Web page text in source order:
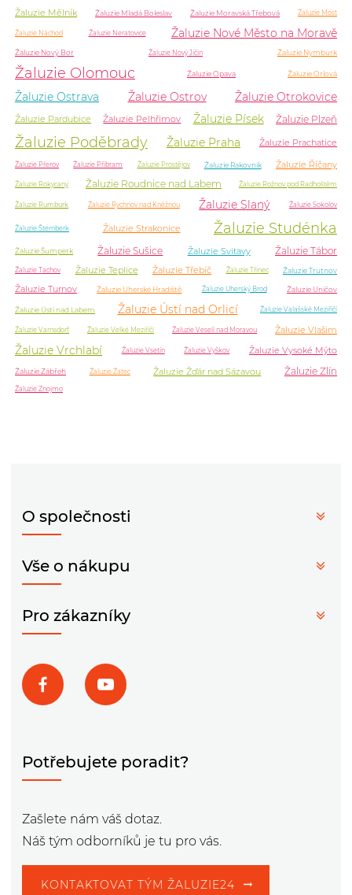
Žaluzie Mělník
Žaluzie Mladá Boleslav Žaluzie Moravská Třebová Žaluzie Most
Žaluzie Náchod Žaluzie Neratovice Žaluzie Nové Město na Moravě
Žaluzie Nový Bor Žaluzie Nový Jičín Žaluzie Nymburk
Žaluzie Olomouc Žaluzie Opava Žaluzie Orlová
Žaluzie Ostrava Žaluzie Ostrov Žaluzie Otrokovice
Žaluzie Pardubice Žaluzie Pelhřimov Žaluzie Písek Žaluzie Plzeň
Žaluzie Poděbrady Žaluzie Praha Žaluzie Prachatice
Žaluzie Přerov Žaluzie Příbram Žaluzie Prostějov Žaluzie Rakovník Žaluzie Říčany
Žaluzie Rokycany Žaluzie Roudnice nad Labem Žaluzie Rožnov pod Radhoštěm
Žaluzie Rumburk Žaluzie Rychnov nad Kněžnou Žaluzie Slaný Žaluzie Sokolov
Žaluzie Šternberk Žaluzie Strakonice Žaluzie Studénka
Žaluzie Šumperk Žaluzie Sušice Žaluzie Svitavy Žaluzie Tábor
Žaluzie Tachov Žaluzie Teplice Žaluzie Třebíč Žaluzie Třinec Žaluzie Trutnov
Žaluzie Turnov Žaluzie Uherské Hradiště Žaluzie Uherský Brod Žaluzie Uničov
Žaluzie Ústí nad Labem Žaluzie Ústí nad Orlicí Žaluzie Valašské Meziříčí
Žaluzie Varnsdorf Žaluzie Velké Meziříčí Žaluzie Veselí nad Moravou Žaluzie Vlašim
Žaluzie Vrchlabí Žaluzie Vsetín Žaluzie Vyškov Žaluzie Vysoké Mýto
Žaluzie Zábřeh Žaluzie Žatec Žaluzie Žďár nad Sázavou Žaluzie Zlín
Žaluzie Znojmo
O společnosti
Vše o nákupu
Pro zákazníky
Potřebujete poradit?
Zašlete nám váš dotaz.
Náš tým odborníků je tu pro vás.
KONTAKTOVAT TÝM ŽALUZIE24